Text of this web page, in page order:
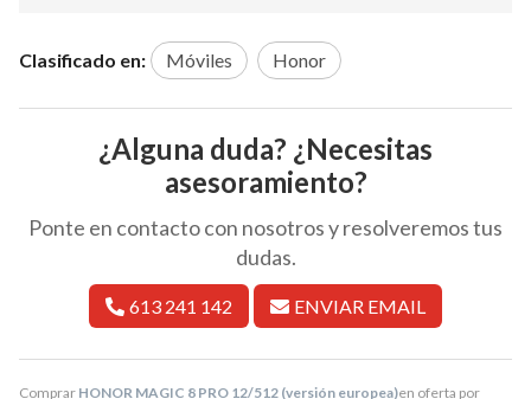
Comprar HONOR MAGIC 8 PRO 12/512 (versión europea)en oferta por
Clasificado en: Móviles Honor
¿Alguna duda? ¿Necesitas
asesoramiento?
Ponte en contacto con nosotros y resolveremos tus
dudas.
613 241 142 ENVIAR EMAIL